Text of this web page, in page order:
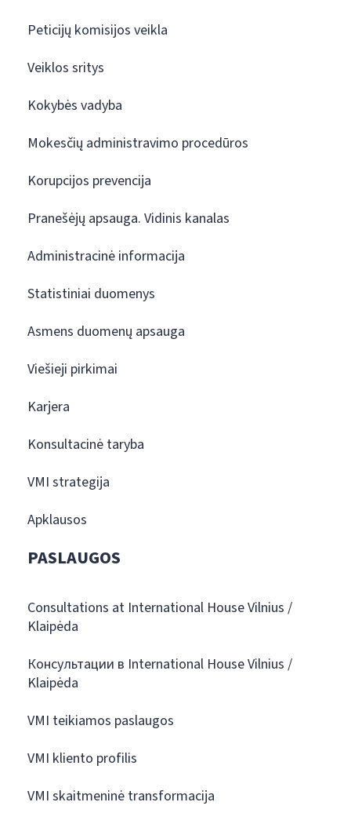
Peticijų komisijos veikla
Veiklos sritys
Kokybės vadyba
Mokesčių administravimo procedūros
Korupcijos prevencija
Pranešėjų apsauga. Vidinis kanalas
Administracinė informacija
Statistiniai duomenys
Asmens duomenų apsauga
Viešieji pirkimai
Karjera
Konsultacinė taryba
VMI strategija
Apklausos
PASLAUGOS
Consultations at International House Vilnius /
Klaipėda
Консультации в International House Vilnius /
Klaipėda
VMI teikiamos paslaugos
VMI kliento profilis
VMI skaitmeninė transformacija